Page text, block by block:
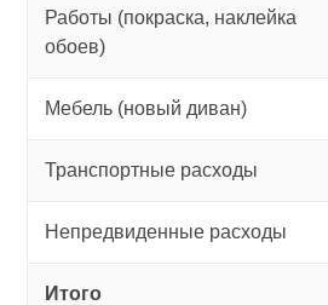
Работы (покраска, наклейка
обоев)
Мебель (новый диван)
Транспортные расходы
Непредвиденные расходы
Итого